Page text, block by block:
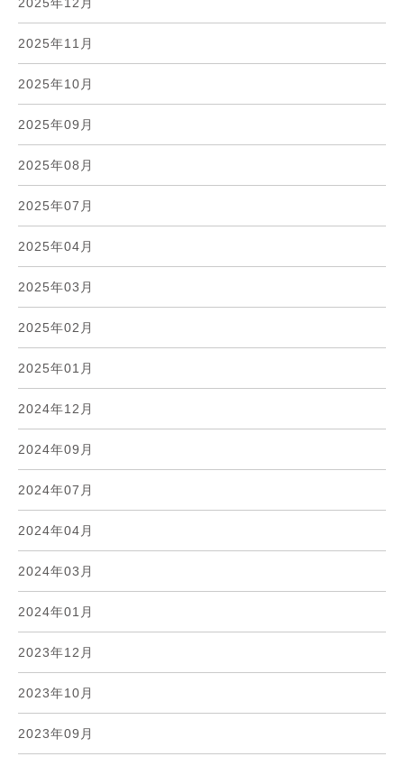
2025年11月
2025年10月
2025年09月
2025年08月
2025年07月
2025年04月
2025年03月
2025年02月
2025年01月
2024年12月
2024年09月
2024年07月
2024年04月
2024年03月
2024年01月
2023年12月
2023年10月
2023年09月